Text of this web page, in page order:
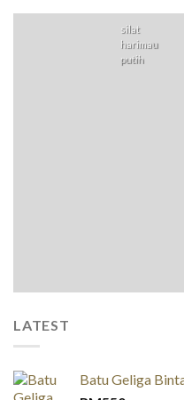
silat
harimau
putih
LATEST
Batu Geliga